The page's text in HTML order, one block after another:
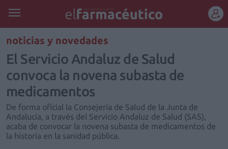
REGÍSTRATE
noticias y novedades
El Servicio Andaluz de Salud
convoca la novena subasta de
medicamentos
De forma oficial la Consejería de Salud de la Junta de
Andalucía, a través del Servicio Andaluz de Salud (SAS),
acaba de convocar la novena subasta de medicamentos de
la historia en la sanidad pública.